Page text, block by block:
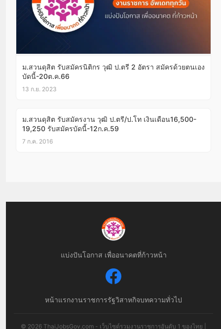
ม.สวนดุสิต รับสมัครนิติกร วุฒิ ป.ตรี 2 อัตรา สมัครด้วยตนเอง
บัดนี้-20ต.ค.66
13 ก.ย. 2023
ม.สวนดุสิต รับสมัครงาน วุฒิ ป.ตรี/ป.โท เงินเดือน16,500-
19,250 รับสมัครบัดนี้-12ก.ค.59
7 ก.ค. 2016
แบ่งปันโอกาส เพื่ออนาคตที่ก้าวหน้า
หน้าแรกงานราชการรัฐวิสาหกิจบทความทั่วไป
© 2026 ThaiJobsGov.com - เว็บไซต์รวมงานราชการอันดับ 1 ของไทย |